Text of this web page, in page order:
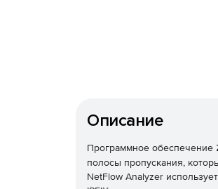
Описание
Программное обеспечение
полосы пропускания,
NetFlow Analyzer